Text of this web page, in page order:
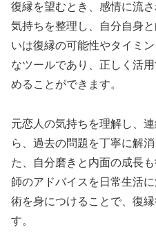
復縁を望むとき、感情に流
気持ちを整理し、自分自身
いは復縁の可能性やタイミ
なツールであり、正しく活
めることができます。
元恋人の気持ちを理解し、
ら、過去の問題を丁寧に解
た、自分磨きと内面の成長
師のアドバイスを日常生活
術を身につけることで、復
す。